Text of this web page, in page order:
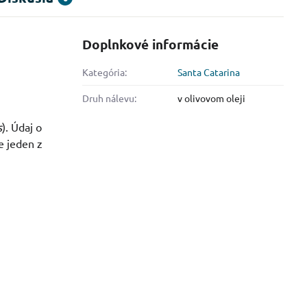
). Údaj o
jeden z
Doplnkové informácie
Kategória: Santa Catarina
Druh nálevu: v olivovom oleji